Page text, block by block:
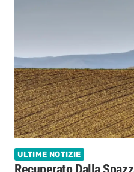
ULTIME NOTIZIE
Recuperato Dalla